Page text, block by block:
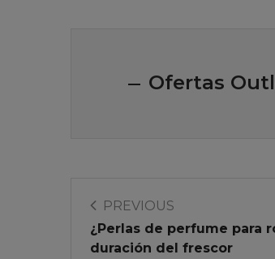
Ofertas
PREVIOUS
¿Perlas de perfume para
duración del frescor